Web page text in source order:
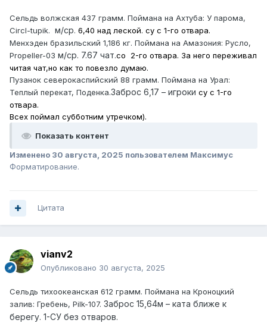
Сельдь волжская 437 грамм. Поймана на Ахтуба: У парома,
Circl-tupik. м/ср. 6,40 над леской. су с 1-го отвара.
Менхэден бразильский 1,186 кг. Поймана на Амазония: Русло,
Propeller-03 м/ср. 7.67 чат.со 2-го отвара. За него переживал
читая чат,но как то повезло думаю.
Пузанок северокаспийский 88 грамм. Поймана на Урал:
Теплый перекат, Поденка.Заброс 6,17 – игроки су с 1-го
отвара.
Всех поймал субботним утречком).
Показать контент
Изменено 30 августа, 2025 пользователем Максимус
Форматирование.
Цитата
vianv2
Опубликовано 30 августа, 2025
Сельдь тихоокеанская 612 грамм. Поймана на Кроноцкий
залив: Гребень, Pilk-107. Заброс 15,64м – ката ближе к
берегу. 1-СУ без отваров.